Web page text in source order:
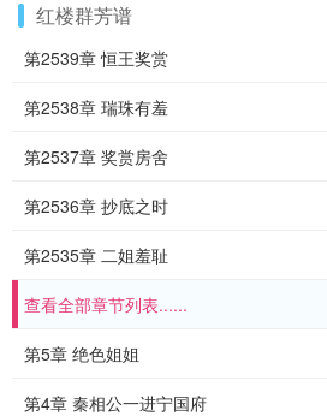
红楼群芳谱
第2539章 恒王奖赏
第2538章 瑞珠有羞
第2537章 奖赏房舍
第2536章 抄底之时
第2535章 二姐羞耻
查看全部章节列表......
第5章 绝色姐姐
第4章 秦相公一进宁国府